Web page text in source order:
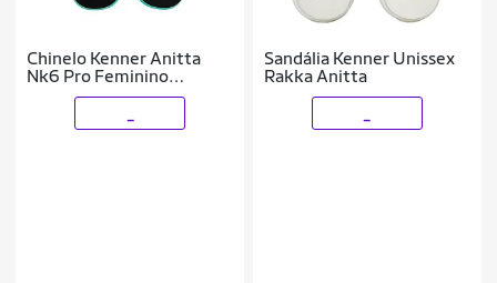
Chinelo Kenner Anitta
Nk6 Pro Feminino
Original
Sandália Kenner Unissex
Rakka Anitta